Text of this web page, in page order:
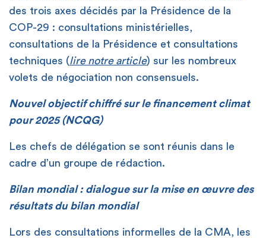
des trois axes décidés par la Présidence de la
COP-29 : consultations ministérielles,
consultations de la Présidence et consultations
techniques (lire notre article) sur les nombreux
volets de négociation non consensuels.
Nouvel objectif chiffré sur le financement climat
pour 2025 (NCQG)
Les chefs de délégation se sont réunis dans le
cadre d’un groupe de rédaction.
Bilan mondial : dialogue sur la mise en œuvre des
résultats du bilan mondial
Lors des consultations informelles de la CMA, les